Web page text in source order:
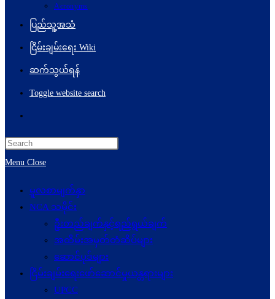
Acronyms
ပြည်သူ့အသံ
ငြိမ်းချမ်းရေး Wiki
ဆက်သွယ်ရန်
Toggle website search
Menu Close
မူလစာမျက်နှာ
NCA သမိုင်း
ဦးတည်ချက်နှင့်ရည်ရွယ်ချက်
အထိမ်းအမှတ်တံဆိပ်များ
ဆောင်ပုဒ်များ
ငြိမ်းချမ်းရေးဖော်‌ဆောင်မှုယန္တရားများ
UPCC